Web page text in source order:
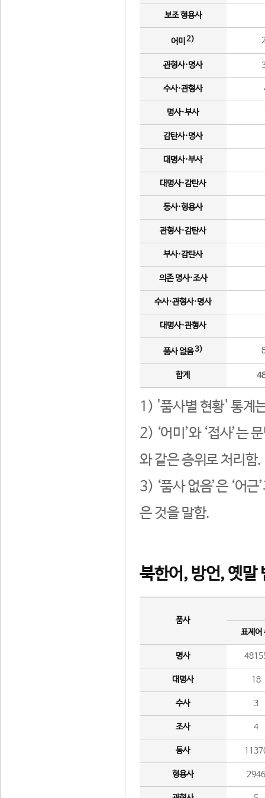
보조 형용사
어미 2)
관형사·명사
수사·관형사
명사·부사
감탄사·명사
대명사·부사
대명사·감탄사
동사·형용사
관형사·감탄사
부사·감탄사
의존 명사·조사
수사·관형사·명사
대명사·관형사
품사 없음3)
합계
1) '품사별 현황' 통계
2) ‘어미’와 ‘접사’는
와 같은 층위로 처리함.
3) ‘품사 없음’은 ‘어
은 것을 말함.
북한어, 방언, 옛말
품사
표제어
명사
대명사 18
수사 3
조사 4
동사
형용사 2946